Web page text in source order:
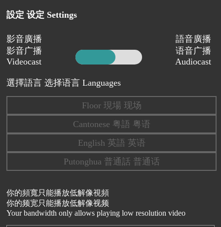
設定 设定 Settings
影音廣播
影音广播
Videocast
語音廣播
语音广播
Audiocast
選擇語言 选择语言 Languages
Floor 現場 现场
Cantonese 粤語 粤语
English 英語 英语
Putonghua 普通話 普通话
你的頻寬只能播放低解像視頻
你的频宽只能播放低解像视频
Your bandwidth only allows playing low resolution video